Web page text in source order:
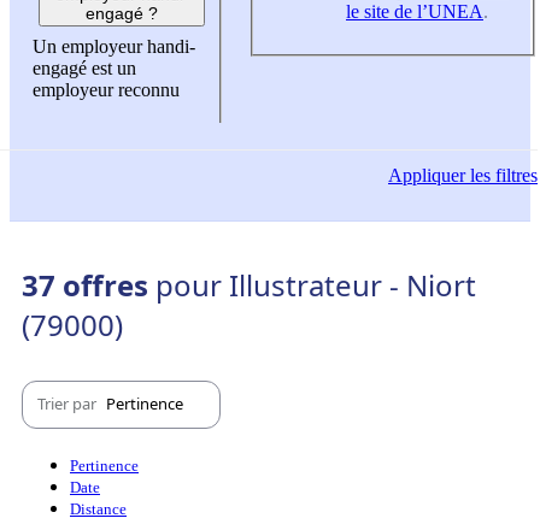
engagé ?
Un employeur handi-
engagé est un
employeur reconnu
le site de l’UNEA.
Appliquerles filtres
37 offres pour Illustrateur - Niort
(79000)
Trier par Pertinence
Pertinence
Date
Distance